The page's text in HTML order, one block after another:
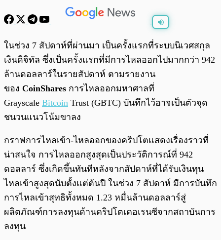
พร้อมเล่น 0:00/
ในช่วง 7 สัปดาห์ที่ผ่านมา เป็นครั้งแรกที่ระบบนิเวศสกุล
เงินดิจิทัล ซึ่งเป็นครั้งแรกที่มีการไหลออกไปมากกว่า 942
ล้านดอลลาร์ในรายสัปดาห์ ตามรายงาน
ของ CoinShares การไหลออกมหาศาลที่
Grayscale Bitcoin Trust (GBTC) บันทึกไว้อาจเป็นตัวจุด
ชนวนแนวโน้มขาลง
กราฟการไหลเข้า-ไหลออกของคริปโตแสดงเรื่องราวที่
น่าสนใจ การไหลออกสูงสุดเป็นประวัติการณ์ที่ 942
ดอลลาร์ ซึ่งเกิดขึ้นทันทีหลังจากสัปดาห์ที่ได้รับเงินทุน
ไหลเข้าสูงสุดนับตั้งแต่ต้นปี ในช่วง 7 สัปดาห์ มีการบันทึก
การไหลเข้าสุทธิทั้งหมด 1.23 หมื่นล้านดอลลาร์สู่
ผลิตภัณฑ์การลงทุนด้านคริปโตเคอเรนซีจากสถาบันการ
ลงทุน